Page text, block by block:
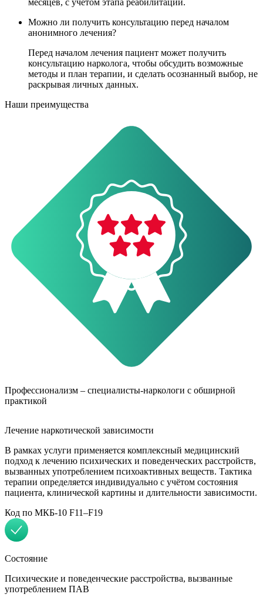
месяцев, с учетом этапа реабилитации.
Можно ли получить консультацию перед началом
анонимного лечения?
Перед началом лечения пациент может получить
консультацию нарколога, чтобы обсудить возможные
методы и план терапии, и сделать осознанный выбор, не
раскрывая личных данных.
Наши преимущества
Профессионализм – специалисты-наркологи с обширной
практикой
Лечение наркотической зависимости
В рамках услуги применяется комплексный медицинский
подход к лечению психических и поведенческих расстройств,
вызванных употреблением психоактивных веществ. Тактика
терапии определяется индивидуально с учётом состояния
пациента, клинической картины и длительности зависимости.
Код по МКБ-10 F11–F19
Состояние
Психические и поведенческие расстройства, вызванные
употреблением ПАВ